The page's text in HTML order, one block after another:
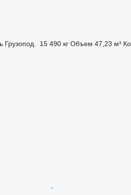
Грузопод. 15 490 кг Объем 47,23 м³